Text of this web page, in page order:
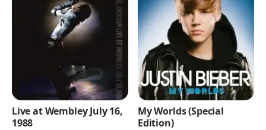
Live at Wembley July 16,
1988
My Worlds (Special
Edition)